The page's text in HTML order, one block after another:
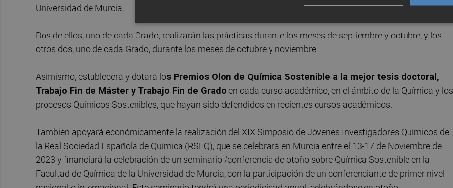
Universidad de Murcia.
Dos de ellos, uno de cada Grado, realizarán las prácticas durante los meses de septiembre y octubre, y los
otros dos, uno de cada Grado, durante los meses de octubre y noviembre.
Asimismo, establecerá y dotará los Premios Olon de Química Sostenible a la mejor tesis doctoral,
Trabajo Fin de Máster y Trabajo Fin de Grado en cada curso académico, en el ámbito de la Química y los
procesos Químicos Sostenibles, que hayan sido defendidos en recientes cursos académicos.
También apoyará económicamente la realización del XIX Simposio de Jóvenes Investigadores Químicos de
la Real Sociedad Española de Química (RSEQ), que se celebrará en Murcia entre el 13-17 de Noviembre de
2023 y financiará la celebración de un seminario /conferencia de otoño sobre Química Sostenible en la
Facultad de Química de la Universidad de Murcia, con la participación de un conferenciante de primer nivel